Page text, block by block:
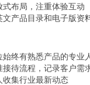
式布局，注重体验互动
产品目录和电子版资
始终有熟悉产品的专业
待流程，记录客户需
集行业最新动态